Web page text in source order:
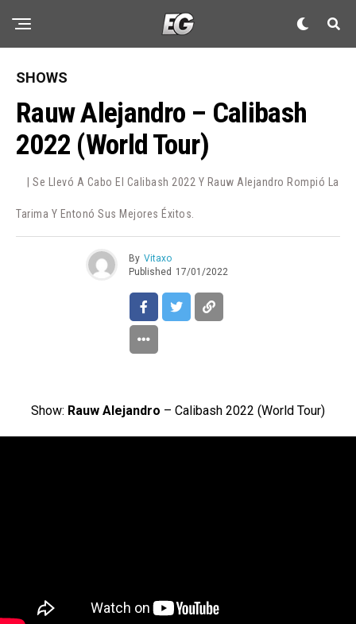
SHOWS
Rauw Alejandro – Calibash
2022 (World Tour)
| Se Llevó A Cabo El Calibash 2022 Y Rauw Alejandro Rompió La
Tarima Y Entonó Sus Mejores Éxitos.
By Vitaxo
Published 17/01/2022
Show: Rauw Alejandro – Calibash 2022 (World Tour)